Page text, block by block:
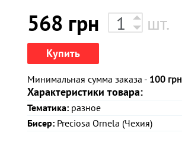
568 грн шт.
Купить
Минимальная сумма заказа - 100
Характеристики товара:
Тематика: разное
Бисер: Preciosa Ornela (Чехия)